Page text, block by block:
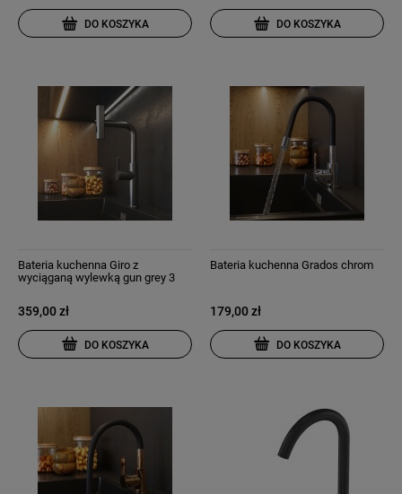
DO KOSZYKA DO KOSZYKA
Bateria kuchenna Giro z
wyciąganą wylewką gun grey 3
359,00 zł
DO KOSZYKA
Bateria kuchenna Grados chrom
179,00 zł
DO KOSZYKA